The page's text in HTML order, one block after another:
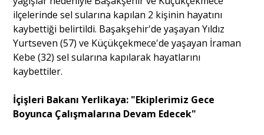
Eğitim
Dosya Haber
Sağlık
ilçelerinde sel sularına kapılan 2 kişinin hayatını
kaybettiği belirtildi. Başakşehir'de yaşayan Yıldız
Yurtseven (57) ve Küçükçekmece'de yaşayan İraman
Kebe (32) sel sularına kapılarak hayatlarını
kaybettiler.
İçişleri Bakanı Yerlikaya: "Ekiplerimiz Gece
Boyunca Çalışmalarına Devam Edecek"